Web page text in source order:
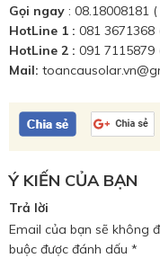
Gọi ngay : 08.18008181
HotLine 1 : 081 3671368
HotLine 2 : 091 7115879
Mail:
Ý KIẾN CỦA BẠN
Trả lời
Email của bạn sẽ không
buộc được đánh dấu *